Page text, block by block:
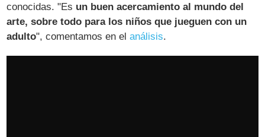
conocidas. "Es un buen acercamiento al mundo del
arte, sobre todo para los niños que jueguen con un
adulto", comentamos en elanálisis.